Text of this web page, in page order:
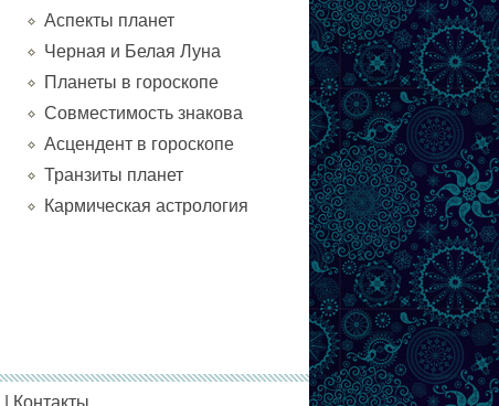
Аспекты планет
Черная и Белая Луна
Планеты в гороскопе
Совместимость знакова
Асцендент в гороскопе
Транзиты планет
Кармическая астрология
Контакты